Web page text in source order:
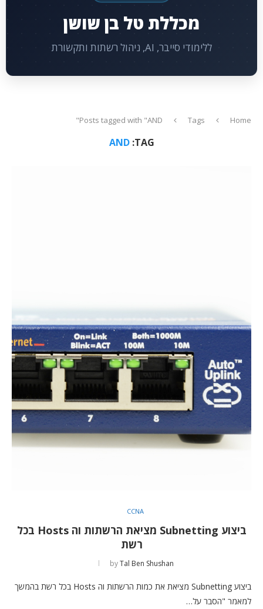
מכללת טל בן שושן
ללימודי סייבר, AI, ניהול רשתות ותקשורת
Home
Tags
Posts tagged with "AND"
TAG:
AND
CCNA
ביצוע Subnetting מציאת הרשתות וה Hosts בכל
רשת
byTal Ben Shushan
ביצוע Subnetting מציאת את כמות הרשתות וה Hosts בכל רשת בהמשך
למאמר "הסבר על…